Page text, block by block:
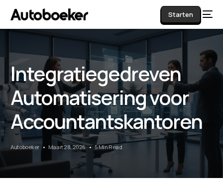
Starten
Integratiegedreven
Automatisering voor
Accountantskantoren
Autoboeker Maart 28, 2026 5 Min Read
AI